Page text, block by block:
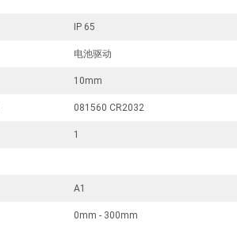
IP 65
电池驱动
10mm
081560 CR2032
1
A1
0mm - 300mm